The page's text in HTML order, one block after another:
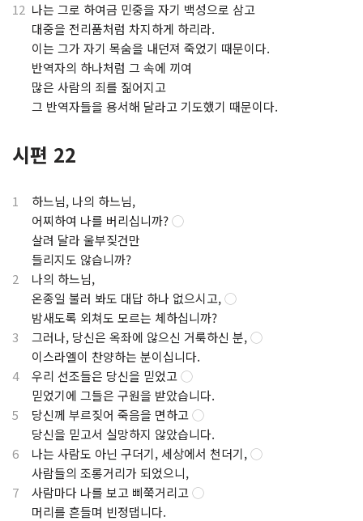
12 나는 그로 하여금 민중을 자기 백성으로 삼고
대중을 전리품처럼 차지하게 하리라.
이는 그가 자기 목숨을 내던져 죽었기 때문이다.
반역자의 하나처럼 그 속에 끼여
많은 사람의 죄를 짊어지고
그 반역자들을 용서해 달라고 기도했기 때문이다.
시편 22
1
하느님, 나의 하느님,
어찌하여 나를 버리십니까?◯
살려 달라 울부짖건만
들리지도 않습니까?
2 나의 하느님,
온종일 불러 봐도 대답 하나 없으시고,◯
밤새도록 외쳐도 모르는 체하십니까?
3 그러나, 당신은 옥좌에 않으신 거룩하신 분,◯
이스라엘이 찬양하는 분이십니다.
4우리 선조들은 당신을 믿었고◯
믿었기에 그들은 구원을 받았습니다.
5 당신께 부르짖어 죽음을 면하고◯
당신을 믿고서 실망하지 않았습니다.
6 나는 사람도 아닌 구더기, 세상에서 천더기,◯
사람들의 조롱거리가 되었으니,
7 사람마다 나를 보고 삐쭉거리고◯
머리를 흔들며 빈정댑니다.